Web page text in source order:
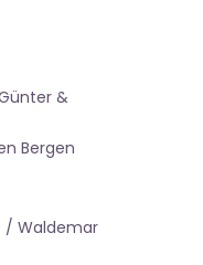
&
Bergen
/ Waldemar